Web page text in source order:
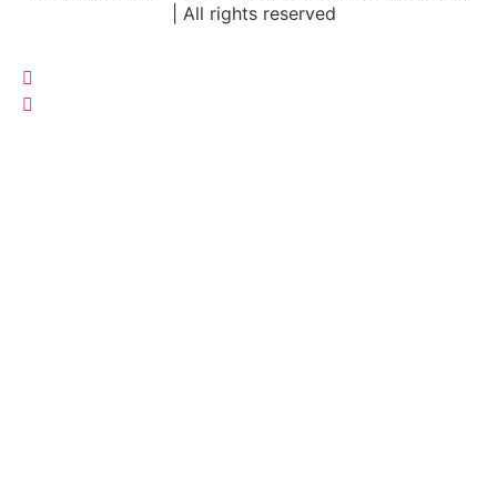
All rights reserved